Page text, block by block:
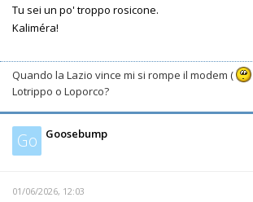
Tu sei un po' troppo rosicone.
Kaliméra!
Quando la Lazio vince mi si rompe il modem (
Lotrippo o Loporco?
Go Goosebump
01/06/2026, 12:03